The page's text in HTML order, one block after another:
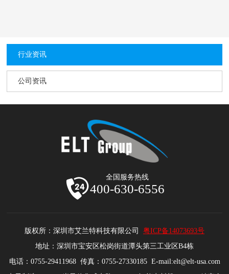
行业资讯
公司资讯
全国服务热线
400-630-6556
版权所：深圳市艾兰特科技有限公司 粤ICP备14073693号
地址：深圳市宝安区松岗街道潭头第三工业区B4栋
电话：0755-29411968 传真：0755-27330185 E-mail:elt@elt-usa.com